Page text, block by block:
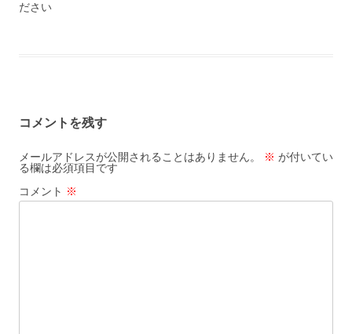
ださい
コメントを残す
メールアドレスが公開されることはありません。 ※ が付いてい
る欄は必須項目です
コメント ※